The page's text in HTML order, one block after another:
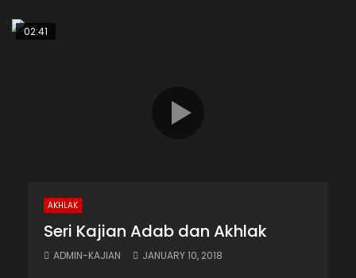
02:41
AKHLAK
Seri Kajian Adab dan Akhlak
ADMIN-KAJIAN JANUARY 10, 2018